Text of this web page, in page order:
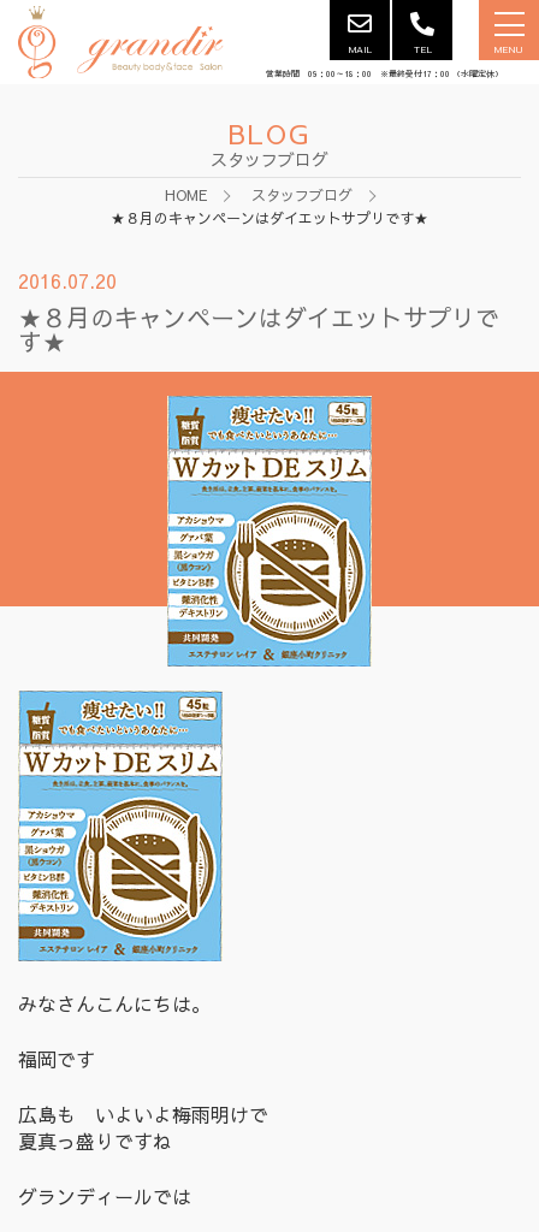
MAIL TEL MENU
営業時間 09：00～18：00 ※最終受付17：00 （水曜定休）
BLOG
スタッフブログ
HOME
スタッフブログ
★８月のキャンペーンはダイエットサプリです★
2016.07.20
★８月のキャンペーンはダイエットサプリで
す★
みなさんこんにちは。
福岡です
広島も いよいよ梅雨明けで
夏真っ盛りですね
グランディールでは